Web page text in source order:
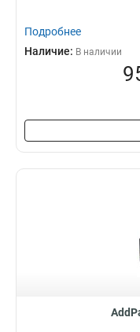
Подробнее
Наличие: В наличии